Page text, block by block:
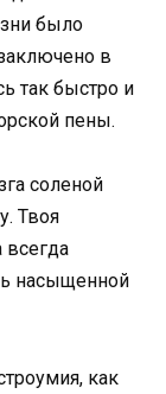
было
в
так быстро и
пены.
соленой
Твоя
всегда
насыщенной
как